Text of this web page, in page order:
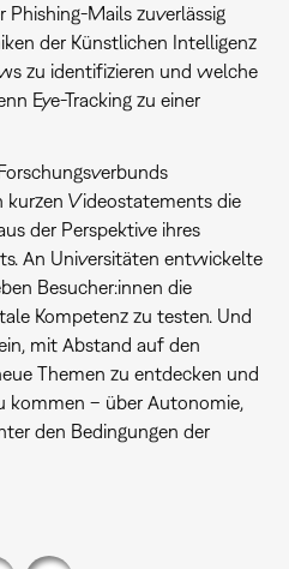
Mails zuverlässig
der Künstlichen Intelligenz
zu identifizieren und welche
Eye-Tracking zu einer
Videostatements die
der Perspektive ihres
An Universitäten entwickelte
Besucher:innen die
Kompetenz zu testen. Und
mit Abstand auf den
Themen zu entdecken und
kommen – über Autonomie,
den Bedingungen der